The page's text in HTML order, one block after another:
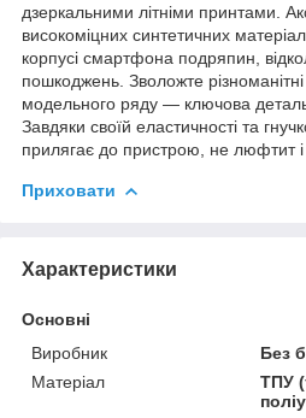
дзеркальними літніми принтами.
високоміцних синтетичних
корпусі смартфона подряпин,
пошкоджень. Зволожте
модельного ряду — ключова деталь
Завдяки своїй еластичності та
прилягає до пристрою, не люфтит і
Приховати
Характеристики
Основні
Виробник
Без
Матеріал
ТПУ